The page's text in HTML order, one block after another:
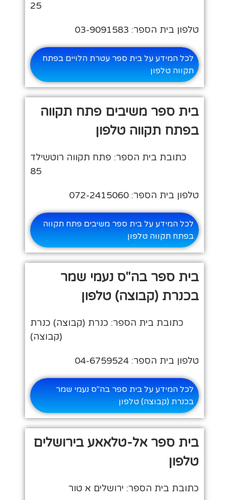
25
טלפון בית הספר: 03-9091583
לכל המידע על בית ספר עטרת הלויים בפתח
תקווה טלפון
בית ספר משיבים פתח תקווה
בפתח תקווה טלפון
כתובת בית הספר: פתח תקווה רוטשילד
85
טלפון בית הספר: 072-2415060
לכל המידע על בית ספר משיבים פתח תקווה
בפתח תקווה טלפון
בית ספר בה"ס נעמי שמר
בכנרת (קבוצה) טלפון
כתובת בית הספר: כנרת (קבוצה) כנרת
(קבוצה)
טלפון בית הספר: 04-6759524
לכל המידע על בית ספר בה"ס נעמי שמר
בכנרת (קבוצה) טלפון
בית ספר אל-טלאאע בירושלים
טלפון
כתובת בית הספר: ירושלים א טור